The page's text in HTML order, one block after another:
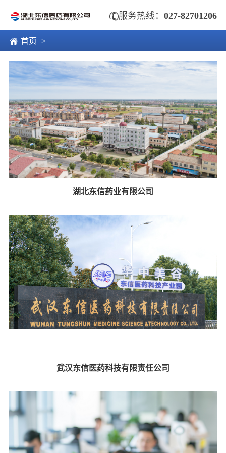
服务热线：027-82701206
 首页 >
湖北东信药业有限公司
武汉东信医药科技有限责任公司